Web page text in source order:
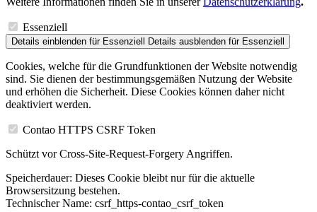
Essenziell
Details einblenden für Essenziell Details ausblenden für Essenziell
Cookies, welche für die Grundfunktionen der Website notwendig
sind. Sie dienen der bestimmungsgemäßen Nutzung der Website
und erhöhen die Sicherheit. Diese Cookies können daher nicht
deaktiviert werden.
Contao HTTPS CSRF Token
Schützt vor Cross-Site-Request-Forgery Angriffen.
Speicherdauer: Dieses Cookie bleibt nur für die aktuelle
Browsersitzung bestehen.
Technischer Name: csrf_https-contao_csrf_token